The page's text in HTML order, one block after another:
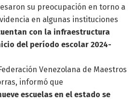
su preocupación en torno a
en algunas instituciones
con la infraestructura
del período escolar 2024-
Venezolana de Maestros
informó que
escuelas en el estado se